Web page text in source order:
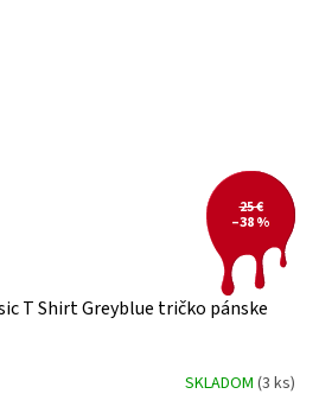
25 €
–38 %
T Shirt Greyblue tričko pánske
SKLADOM (3 ks)